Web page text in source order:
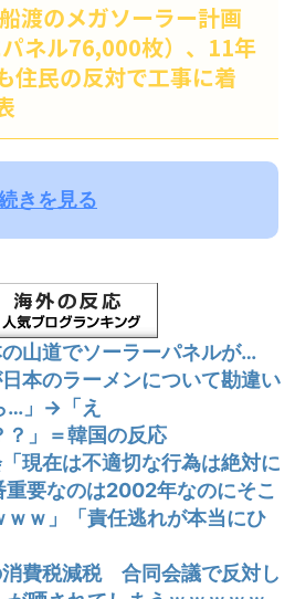
渡のメガソーラー計画
パネル76,000枚）、11年
住民の反対で工事に着
きを見る
の山道でソーラーパネルが…
本のラーメンについて勘違い
…」→「え
？」＝韓国の反応
現在は不適切な行為は絶対に
要なのは2002年なのにそこ
ｗ」「責任逃れが本当にひ
消費税減税 合同会議で反対し